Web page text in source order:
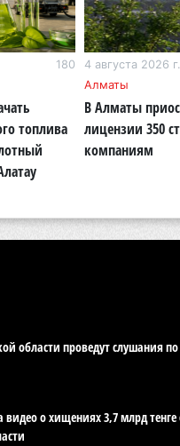
и
5
4
4
180
топлива
4 августа 2026 г.
Алматы
В Алматы
лицензии 350
компаниям
области проведут слушания по
о хищениях 3,7 млрд тенге